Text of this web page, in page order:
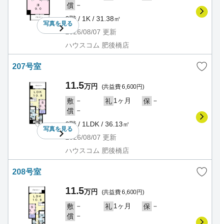
写真を見る
償 －
2階 / 1K / 31.38㎡
2026/08/07 更新
ハウスコム 肥後橋店
207号室
写真を見る
11.5万円 (共益費 6,600円)
敷 － 礼 1ヶ月 保 －
償 －
2階 / 1LDK / 36.13㎡
2026/08/07 更新
ハウスコム 肥後橋店
208号室
11.5万円 (共益費 6,600円)
敷 － 礼 1ヶ月 保 －
償 －